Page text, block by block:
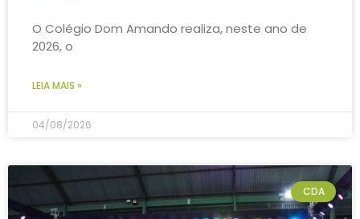
O Colégio Dom Amando realiza, neste ano de
2026, o
LEIA MAIS »
04/08/2026
CDA